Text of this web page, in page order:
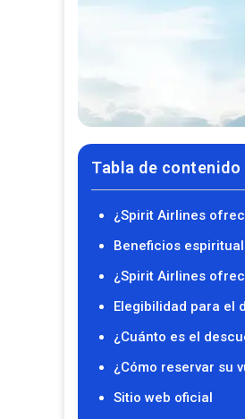
Tabla de contenido
¿Spirit Airlines
Beneficios
¿Spirit Airlines
Elegibilidad para el
¿Cuánto es el
¿Cómo reservar su
Sitio web oficial